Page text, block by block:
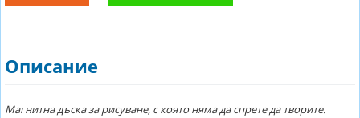
Описание
Магнитна дъска за рисуване, с която няма да спрете да творите.